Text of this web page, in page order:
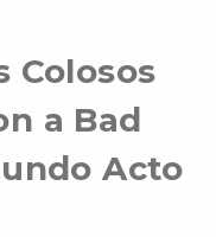
Colosos
a Bad
Acto